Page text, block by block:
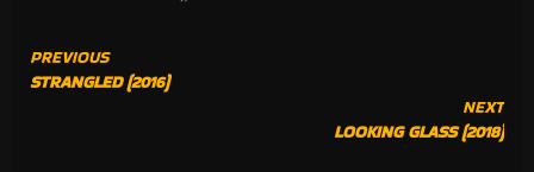
CONTINUE
READING
PREVIOUS
STRANGLED (2016)
NEXT
LOOKING GLASS (2018)